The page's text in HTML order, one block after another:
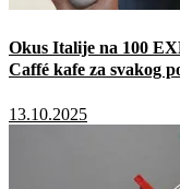
Okus Italije na 100
Caffé kafe za svakog
13.10.2025